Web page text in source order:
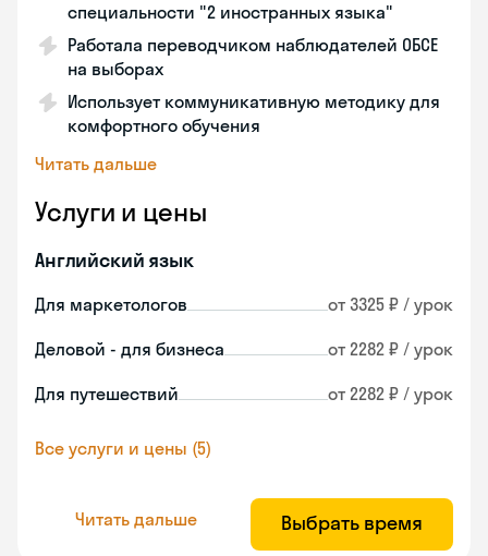
специальности "2 иностранных языка"
Работала переводчиком наблюдателей ОБСЕ
на выборах
Использует коммуникативную методику для
комфортного обучения
Читать дальше
Услуги и цены
Английский язык
Для маркетологов от 3325 ₽ / урок
Деловой - для бизнеса от 2282 ₽ / урок
Для путешествий от 2282 ₽ / урок
Все услуги и цены (5)
Читать дальше Выбрать время